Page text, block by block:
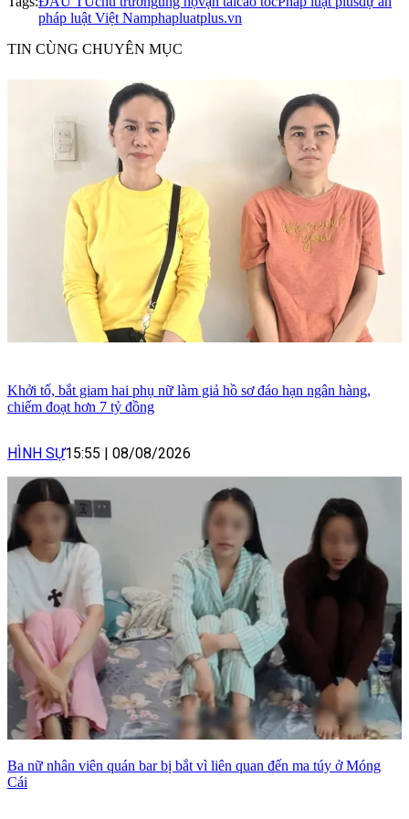
pháp luật Việt Namphapluatplus.vn
TIN CÙNG CHUYÊN MỤC
Khởi tố, bắt giam hai phụ nữ làm giả hồ sơ đáo hạn ngân hàng,
chiếm đoạt hơn 7 tỷ đồng
HÌNH SỰ15:55 08/08/2026
Ba nữ nhân viên quán bar bị bắt vì liên quan đến ma túy ở Móng
Cái